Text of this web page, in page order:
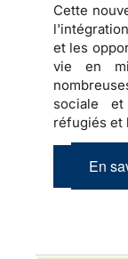
Cette
et les
vie en
sociale
réfugiés et
En